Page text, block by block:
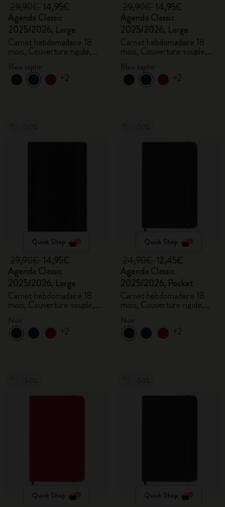
14,95€
Agenda Classic
2025/2026, Large
Carnet hebdomadaire 18
mois, Couverture rigide,
Bleu saphir
+2
14,95€
Agenda Classic
2025/2026, Large
Carnet hebdomadaire 18
mois, Couverture souple,
Bleu saphir
+2
Quick Shop
14,95€
Agenda Classic
2025/2026, Large
Carnet hebdomadaire 18
mois, Couverture souple,
+2
Quick Shop
12,45€
Agenda Classic
2025/2026, Pocket
Carnet hebdomadaire 18
mois, Couverture rigide,
+2
Quick Shop Quick Shop